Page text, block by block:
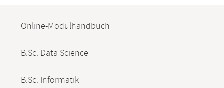
NavigationOnline-Modulhandbuch
B.Sc. Data Science
B.Sc. Informatik